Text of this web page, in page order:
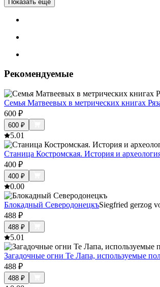
Показать ещё
Рекомендуемые
Семья Матвеевых в метрических книгах
600 ₽
600 ₽
5.01
Станица Костромская. История и
400 ₽
400 ₽
0.00
Блокадный СеверодонецкъSiegfried gerzog
488 ₽
488 ₽
5.01
Загадочные огни Те Лапа, используемые
488 ₽
488 ₽